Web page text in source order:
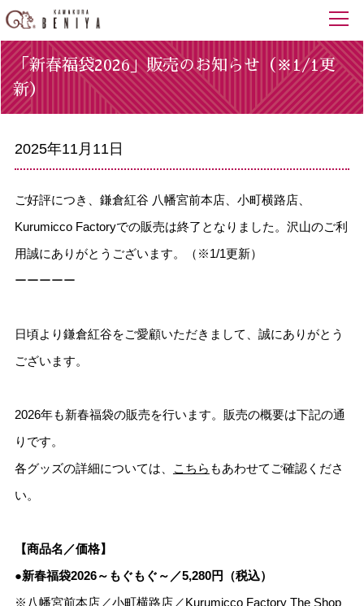
「新春福袋2026」販売のお知らせ（※1/1更
新）
2025年11月11日
ご好評につき、鎌倉紅谷 八幡宮前本店、小町横路店、
Kurumicco Factoryでの販売は終了となりました。沢山のご利
用誠にありがとうございます。（※1/1更新）
ーーーーー
日頃より鎌倉紅谷をご愛顧いただきまして、誠にありがとう
ございます。
2026年も新春福袋の販売を行います。販売の概要は下記の通
りです。
各グッズの詳細については、
こちら もあわせてご確認くださ
い。
【商品名／価格】
●新春福袋2026～もぐもぐ～／5,280円（税込）
※ 八幡宮前本店／小町横路店／Kurumicco Factory The Shop